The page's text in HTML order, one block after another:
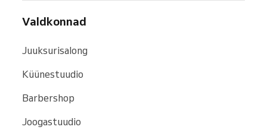
Valdkonnad
Juuksurisalong
Küünestuudio
Barbershop
Joogastuudio